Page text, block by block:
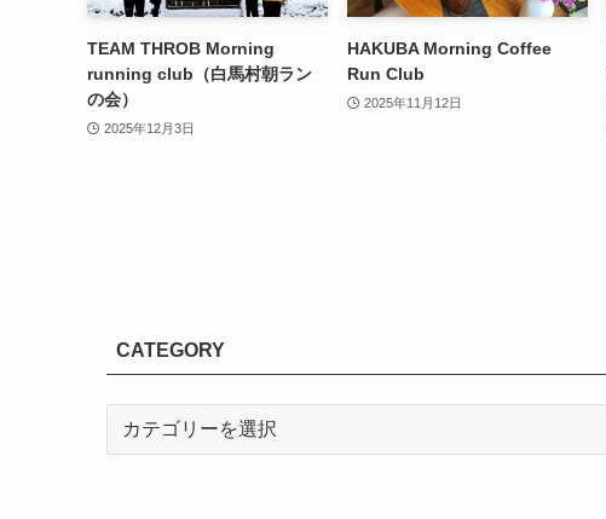
TEAM THROB Morning
running club（白馬村朝ラン
の会）
2025年12月3日
HAKUBA Morning Coffee
Run Club
2025年11月12日
CATEGORY
CATEGORY